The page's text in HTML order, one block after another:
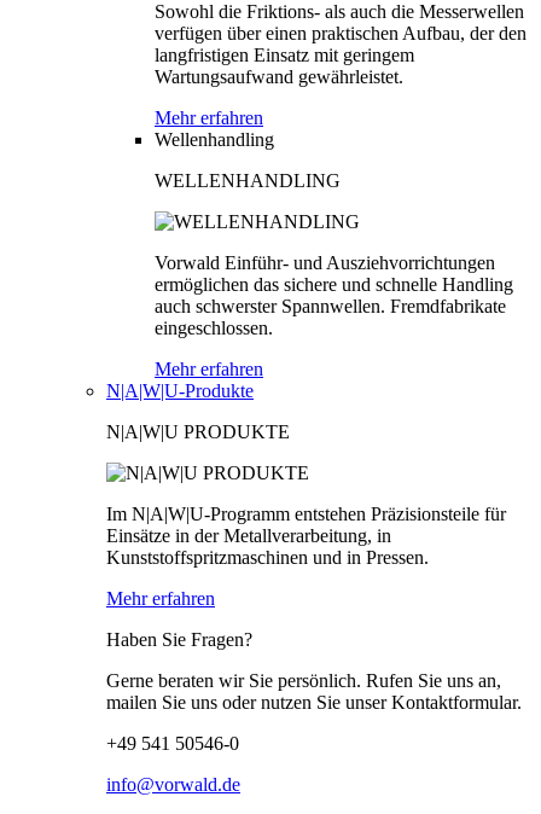
Sowohl die Friktions- als auch die Messerwellen
verfügen über einen praktischen Aufbau, der den
langfristigen Einsatz mit geringem
Wartungsaufwand gewährleistet.
Mehr erfahren
Wellenhandling
WELLENHANDLING
Vorwald Einführ- und Ausziehvorrichtungen
ermöglichen das sichere und schnelle Handling
auch schwerster Spannwellen. Fremdfabrikate
eingeschlossen.
Mehr erfahren
N|A|W|U-Produkte
N|A|W|U PRODUKTE
Im N|A|W|U-Programm entstehen Präzisionsteile für
Einsätze in der Metallverarbeitung, in
Kunststoffspritzmaschinen und in Pressen.
Mehr erfahren
Haben Sie Fragen?
Gerne beraten wir Sie persönlich. Rufen Sie uns an,
mailen Sie uns oder nutzen Sie unser Kontaktformular.
+49 541 50546-0
info@vorwald.de